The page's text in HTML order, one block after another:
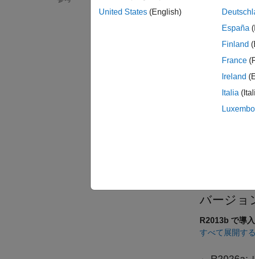
チェッカーは
のループ カウ
ループ条件に
体で変更され
トラブルシ
ルール違反が
バージョ
R2013b で導入
すべて展開する
United States (English)
España
Finland
France
Ireland
Italia